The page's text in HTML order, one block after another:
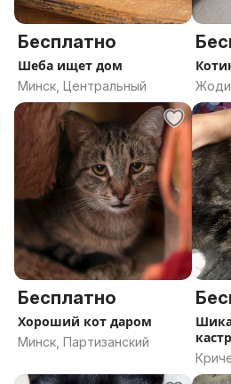
Бесплатно
Шеба ищет дом
Минск, Центральный
Бесплатно
Хороший кот даром
Минск, Партизанский